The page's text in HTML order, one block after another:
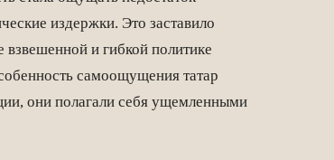
издержки. Это заставило
взвешенной и гибкой политике
самоощущения татар
они полагали себя ущемленными